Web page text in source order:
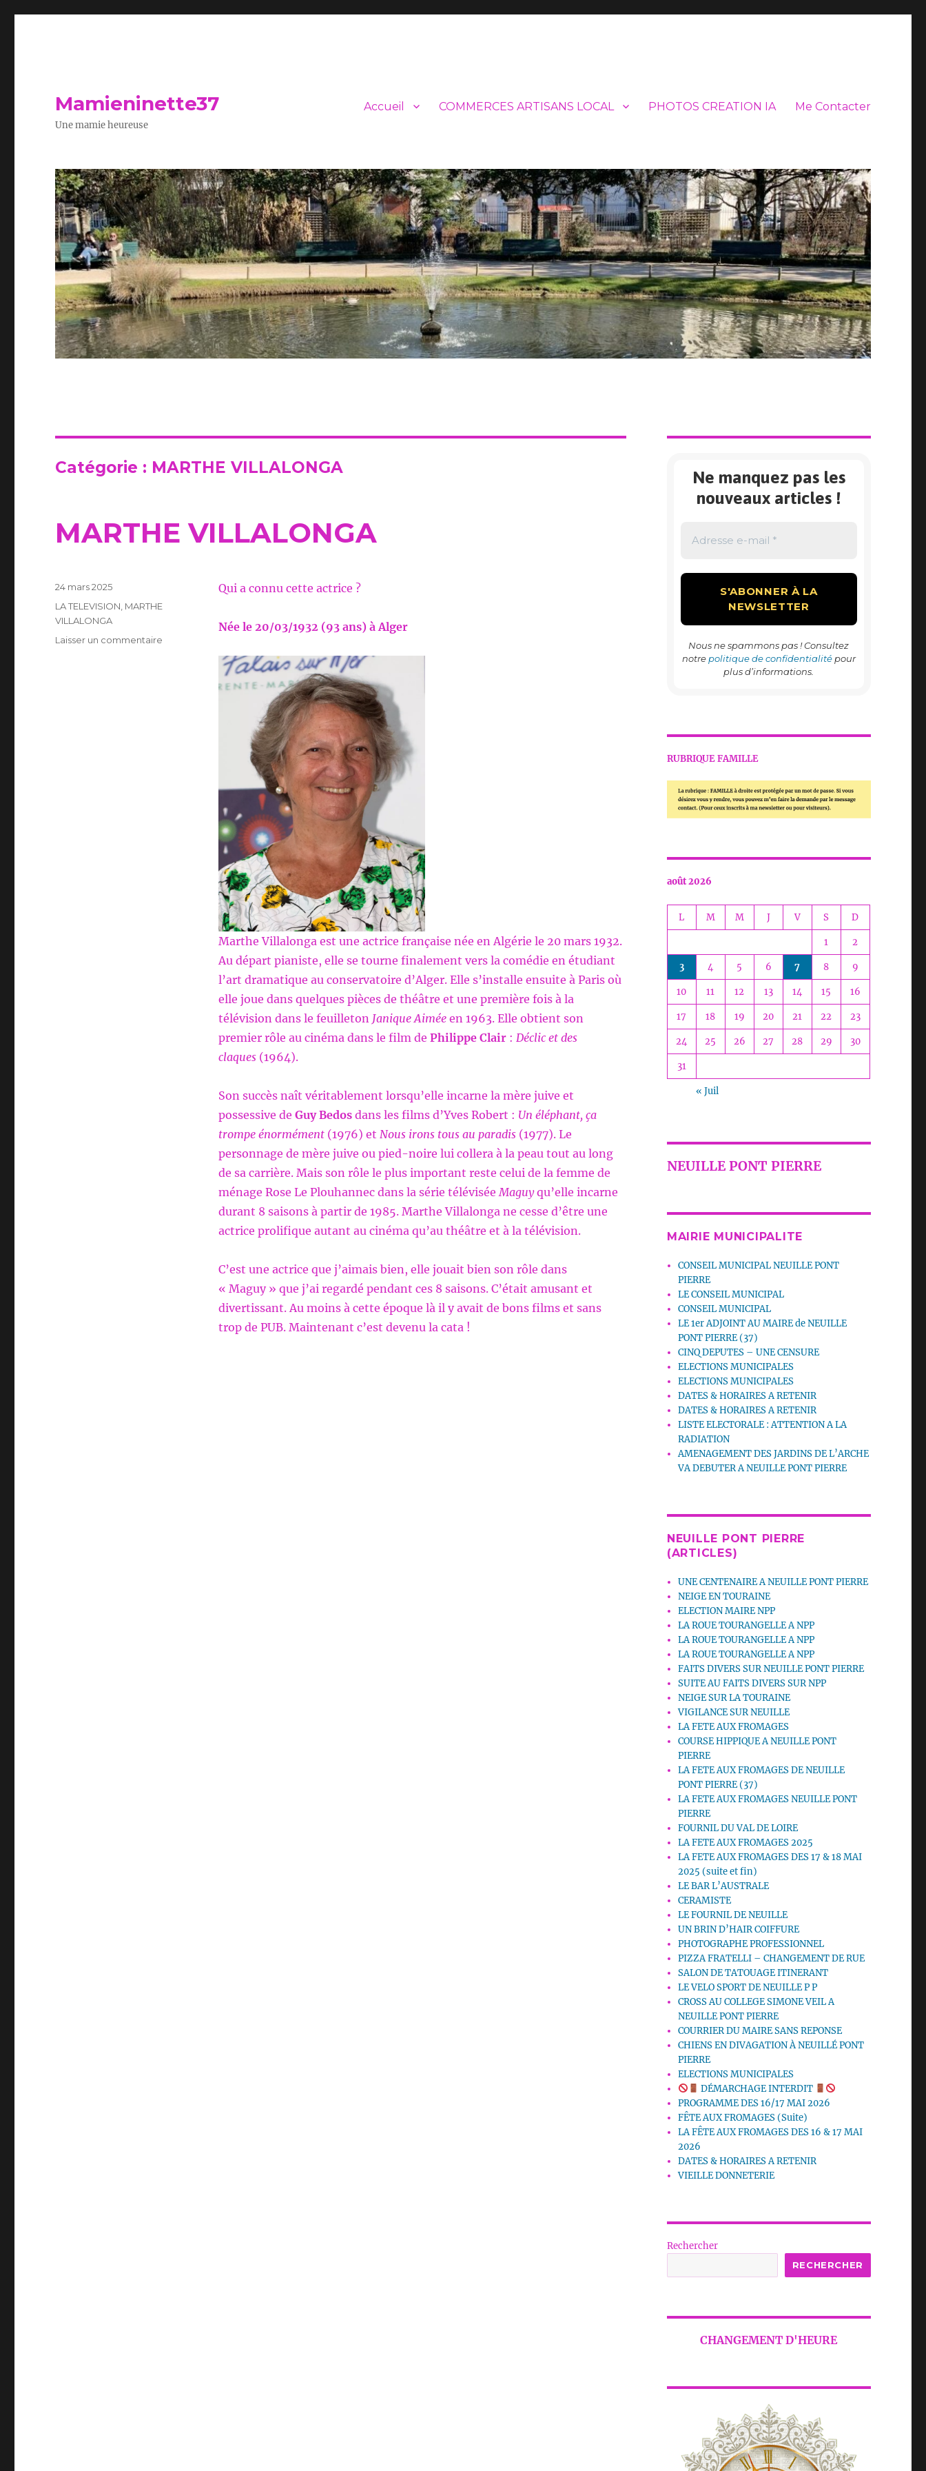
Mamieninette37
Une mamie heureuse
Accueil COMMERCES ARTISANS LOCAL PHOTOS CREATION IA Me Contacter
Catégorie : MARTHE VILLALONGA
MARTHE VILLALONGA
Qui a connu cette actrice ?
Née le 20/03/1932 (93 ans) à Alger
Marthe Villalonga est une actrice française née en Algérie le 20 mars 1932.
Au départ pianiste, elle se tourne finalement vers la comédie en étudiant
l’art dramatique au conservatoire d’Alger. Elle s’installe ensuite à Paris où
elle joue dans quelques pièces de théâtre et une première fois à la
télévision dans le feuilleton Janique Aiméeen 1963. Elle obtient son
premier rôle au cinéma dans le film de Philippe Clair: Déclic et des
claques(1964).
Son succès naît véritablement lorsqu’elle incarne la mère juive et
possessive de Guy Bedosdans les films d’Yves Robert : Un éléphant, ça
trompe énormément(1976) et Nous irons tous au paradis(1977). Le
personnage de mère juive ou pied-noire lui collera à la peau tout au long
de sa carrière. Mais son rôle le plus important reste celui de la femme de
ménage Rose Le Plouhannec dans la série téléviséeMaguyqu’elle incarne
durant 8 saisons à partir de 1985. Marthe Villalonga ne cesse d’être une
actrice prolifique autant au cinéma qu’au théâtre et à la télévision.
C’est une actrice que j’aimais bien, elle jouait bien son rôle dans
« Maguy » que j’ai regardé pendant ces 8 saisons. C’était amusant et
divertissant. Au moins à cette époque là il y avait de bons films et sans
trop de PUB. Maintenant c’est devenu la cata !
Publié
24 mars 2025
Catégories
LA TELEVISION MARTHE
VILLALONGA
Laisser un commentaire
Ne manquez pas les
nouveaux articles !
Nous ne spammons pas ! Consultez
notre politique de confidentialitépour
plus d’informations.
RUBRIQUE FAMILLE
août 2026
L M M J V S D
1 2
3 4 5 6 7 8 9
10 11 12 13 14 15 16
17 18 19 20 21 22 23
24 25 26 27 28 29 30
31
« Juil
NEUILLE PONT PIERRE
MAIRIE MUNICIPALITE
CONSEIL MUNICIPAL NEUILLE PONT
PIERRE
LE CONSEIL MUNICIPAL
CONSEIL MUNICIPAL
LE 1er ADJOINT AU MAIRE de NEUILLE
PONT PIERRE (37)
CINQ DEPUTES – UNE CENSURE
ELECTIONS MUNICIPALES
ELECTIONS MUNICIPALES
DATES & HORAIRES A RETENIR
DATES & HORAIRES A RETENIR
LISTE ELECTORALE : ATTENTION A LA
RADIATION
AMENAGEMENT DES JARDINS DE L’ARCHE
VA DEBUTER A NEUILLE PONT PIERRE
NEUILLE PONT PIERRE
(ARTICLES)
UNE CENTENAIRE A NEUILLE PONT PIERRE
NEIGE EN TOURAINE
ELECTION MAIRE NPP
LA ROUE TOURANGELLE A NPP
LA ROUE TOURANGELLE A NPP
LA ROUE TOURANGELLE A NPP
FAITS DIVERS SUR NEUILLE PONT PIERRE
SUITE AU FAITS DIVERS SUR NPP
NEIGE SUR LA TOURAINE
VIGILANCE SUR NEUILLE
LA FETE AUX FROMAGES
COURSE HIPPIQUE A NEUILLE PONT
PIERRE
LA FETE AUX FROMAGES DE NEUILLE
PONT PIERRE (37)
LA FETE AUX FROMAGES NEUILLE PONT
PIERRE
FOURNIL DU VAL DE LOIRE
LA FETE AUX FROMAGES 2025
LA FETE AUX FROMAGES DES 17 & 18 MAI
2025 (suite et fin)
LE BAR L’AUSTRALE
CERAMISTE
LE FOURNIL DE NEUILLE
UN BRIN D’HAIR COIFFURE
PHOTOGRAPHE PROFESSIONNEL
PIZZA FRATELLI – CHANGEMENT DE RUE
SALON DE TATOUAGE ITINERANT
LE VELO SPORT DE NEUILLE P P
CROSS AU COLLEGE SIMONE VEIL A
NEUILLE PONT PIERRE
COURRIER DU MAIRE SANS REPONSE
CHIENS EN DIVAGATION À NEUILLÉ PONT
PIERRE
ELECTIONS MUNICIPALES
DÉMARCHAGE INTERDIT
PROGRAMME DES 16/17 MAI 2026
FÊTE AUX FROMAGES (Suite)
LA FÊTE AUX FROMAGES DES 16 & 17 MAI
2026
DATES & HORAIRES A RETENIR
VIEILLE DONNETERIE
Rechercher
RECHERCHER
CHANGEMENT D'HEURE